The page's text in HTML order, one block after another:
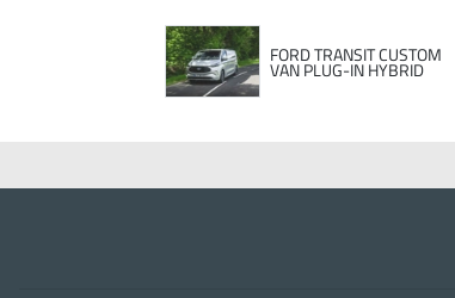
FORD TRANSIT CUSTOM
VAN PLUG-IN HYBRID